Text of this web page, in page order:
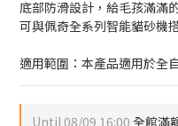
底部防滑設計，給毛孩滿滿
可與佩奇全系列智能貓砂機
適用範圍：本產品適用於全
Until08/09 16:00 全館滿